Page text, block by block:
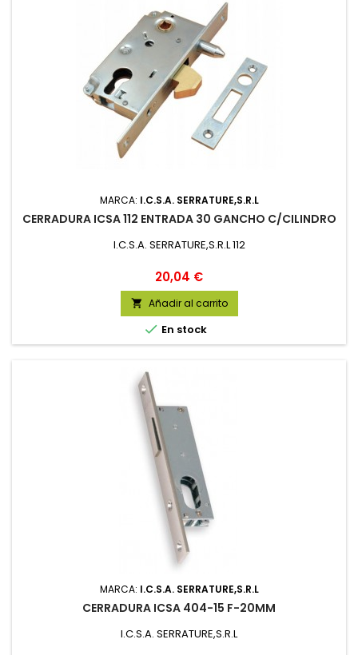
MARCA: I.C.S.A. SERRATURE,S.R.L
CERRADURA ICSA 112 ENTRADA 30 GANCHO C/CILINDRO
I.C.S.A. SERRATURE,S.R.L 112
Precio
20,04 €
 Añadir al carrito
 En stock
MARCA: I.C.S.A. SERRATURE,S.R.L
CERRADURA ICSA 404-15 F-20MM
I.C.S.A. SERRATURE,S.R.L